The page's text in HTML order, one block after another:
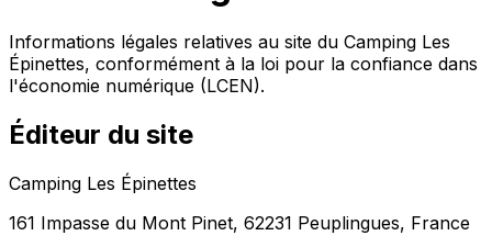
Informations légales relatives au site du Camping Les
Épinettes, conformément à la loi pour la confiance dans
l'économie numérique (LCEN).
Éditeur du site
Camping Les Épinettes
161 Impasse du Mont Pinet, 62231 Peuplingues, France